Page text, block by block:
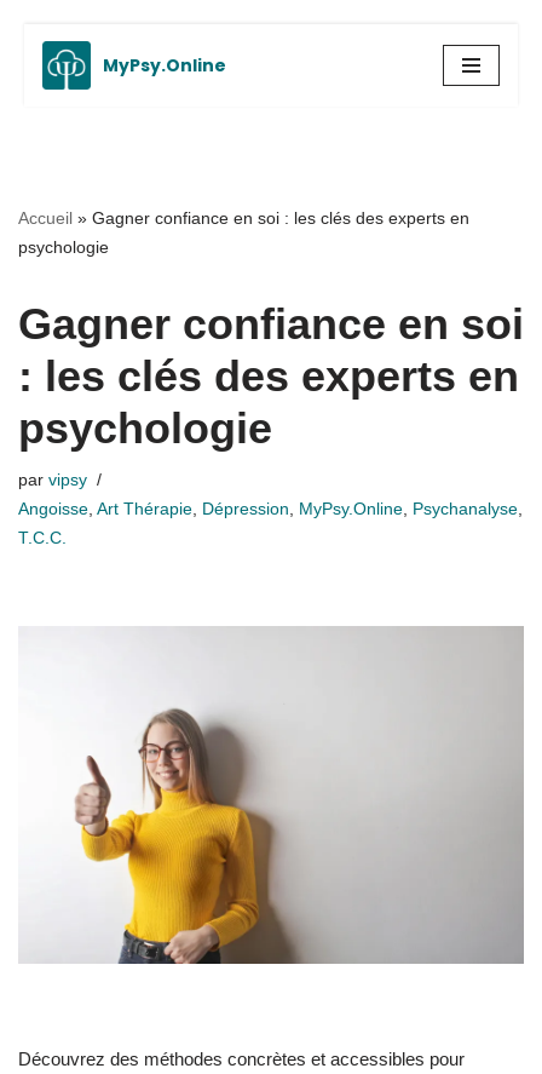
Aller
au
MyPsy.Online
Accueil » Gagner confiance en soi : les clés des experts en
psychologie
Gagner confiance en soi
: les clés des experts en
psychologie
par vipsy
Angoisse, Art Thérapie, Dépression, MyPsy.Online, Psychanalyse,
T.C.C.
Découvrez des méthodes concrètes et accessibles pour